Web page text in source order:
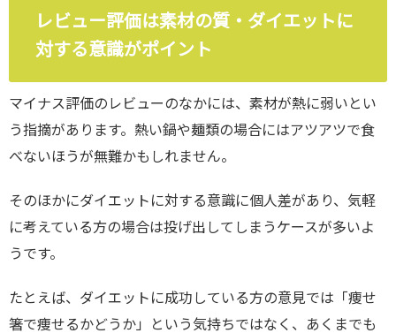
レビュー評価は素材の質・ダイエットに
対する意識がポイント
マイナス評価のレビューのなかには、素材が熱に弱いとい
う指摘があります。熱い鍋や麺類の場合にはアツアツで食
べないほうが無難かもしれません。
そのほかにダイエットに対する意識に個人差があり、気軽
に考えている方の場合は投げ出してしまうケースが多いよ
うです。
たとえば、ダイエットに成功している方の意見では「痩せ
箸で痩せるかどうか」という気持ちではなく、あくまでも